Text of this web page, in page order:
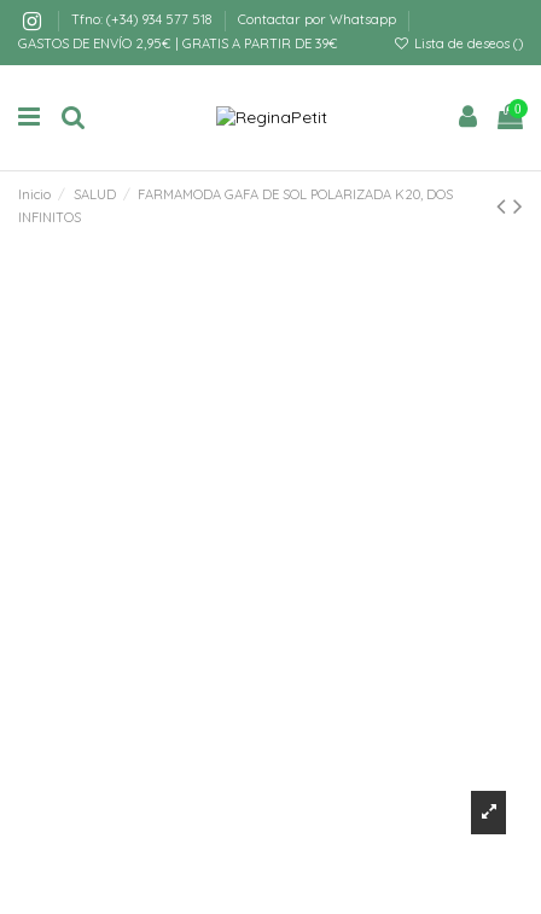
Tfno: (+34) 934 577 518
Contactar por Whatsapp
GASTOS DE ENVÍO 2,95€ | GRATIS A PARTIR DE 39€
Lista de deseos ()
0
Inicio SALUD
FARMAMODA GAFA DE SOL POLARIZADA K20, DOS
INFINITOS